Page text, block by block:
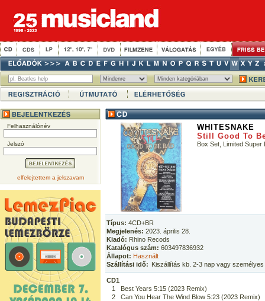
Felhasználónév
Jelszó
elfelejtettem a jelszavam
WHITESNAKE
Still Good To
Box Set, Limited
Típus: 4CD+BR
Megjelenés: 2023. április 28.
Kiadó: Rhino Recods
Katalógus szám: 603497836932
Állapot: Használt
Szállítási idő: Kiszállítás kb. 2-3 nap vagy
CD1
1
Best Years 5:15 (2023 Remix)
2
Can You Hear The Wind Blow 5:23 (2023 Remix)